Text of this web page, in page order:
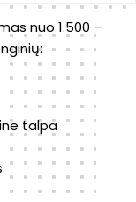
nuo 1.500 –
talpa